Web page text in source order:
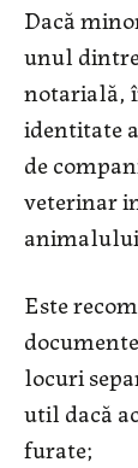
Dacă
unul
notarială,
identitate
de
veterinar
Este
locuri
util dacă
furate;